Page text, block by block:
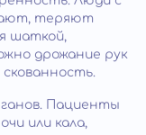
теряют
шаткой,
дрожание рук
Пациенты
или кала,